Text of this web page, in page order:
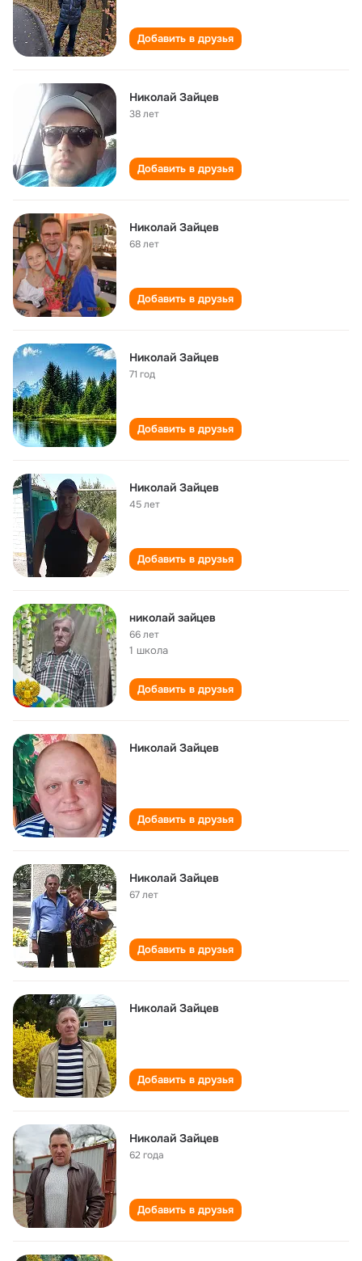
Добавить в друзья
Николай Зайцев
38 лет
Добавить в друзья
Николай Зайцев
68 лет
Добавить в друзья
Николай Зайцев
71 год
Добавить в друзья
Николай Зайцев
45 лет
Добавить в друзья
николай зайцев
66 лет
1 школа
Добавить в друзья
Николай Зайцев
Добавить в друзья
Николай Зайцев
67 лет
Добавить в друзья
Николай Зайцев
Добавить в друзья
Николай Зайцев
62 года
Добавить в друзья